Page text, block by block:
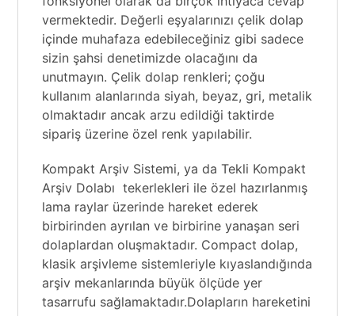
vermektedir. Değerli eşyalarınızı çelik dolap
içinde muhafaza edebileceğiniz gibi sadece
sizin şahsi denetimizde olacağını da
unutmayın. Çelik dolap renkleri; çoğu
kullanım alanlarında siyah, beyaz, gri, metalik
olmaktadır ancak arzu edildiği taktirde
sipariş üzerine özel renk yapılabilir.
Kompakt Arşiv Sistemi, ya da Tekli Kompakt
Arşiv Dolabı tekerlekleri ile özel hazırlanmış
lama raylar üzerinde hareket ederek
birbirinden ayrılan ve birbirine yanaşan seri
dolaplardan oluşmaktadır. Compact dolap,
klasik arşivleme sistemleriyle kıyaslandığında
arşiv mekanlarında büyük ölçüde yer
tasarrufu sağlamaktadır.Dolapların hareketini